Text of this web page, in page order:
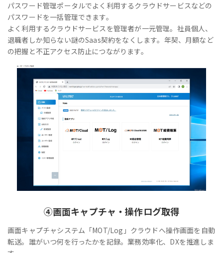
パスワード管理ポータルでよく利用するクラウドサービスなどの
パスワードを一括管理できます。
よく利用するクラウドサービスを管理者が一元管理。社員個人、
退職者しか知らない謎のSaas契約をなくします。年契、月額など
の把握と不正アクセス防止につながります。
④画面キャプチャ・操作ログ取得
画面キャプチャシステム「MOT/Log」クラウドへ操作画面を自動
転送。誰がいつ何を行ったかを記録。業務効率化、DXを推進しま